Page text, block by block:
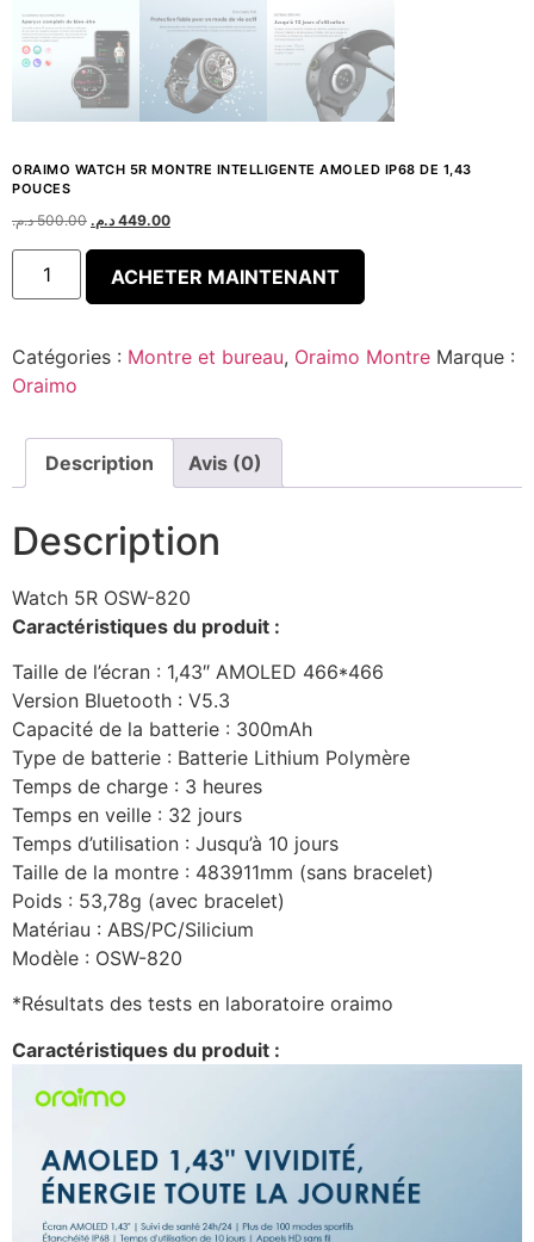
ORAIMO WATCH 5R MONTRE INTELLIGENTE AMOLED IP68 DE 1,43
POUCES
500.00 د.م. 449.00 د.م.
ACHETER MAINTENANT
Catégories : Montre et bureau, Oraimo Montre Marque :
Oraimo
Description Avis (0)
Description
Watch 5R OSW-820
Caractéristiques du produit :
Taille de l’écran : 1,43″ AMOLED 466*466
Version Bluetooth : V5.3
Capacité de la batterie : 300mAh
Type de batterie : Batterie Lithium Polymère
Temps de charge : 3 heures
Temps en veille : 32 jours
Temps d’utilisation : Jusqu’à 10 jours
Taille de la montre : 483911mm (sans bracelet)
Poids : 53,78g (avec bracelet)
Matériau : ABS/PC/Silicium
Modèle : OSW-820
*Résultats des tests en laboratoire oraimo
Caractéristiques du produit :